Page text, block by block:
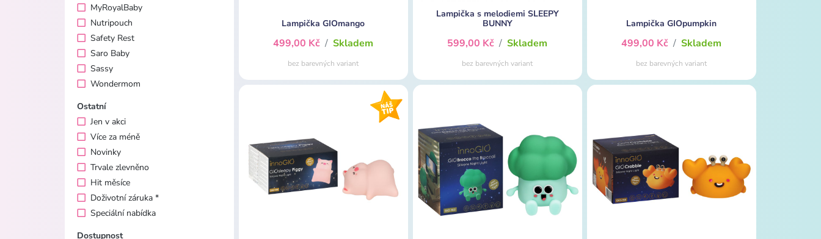
MyRoyalBaby
Nutripouch
Safety Rest
Saro Baby
Sassy
Wondermom
Ostatní
Jen v akci
Více za méně
Novinky
Trvale zlevněno
Hit měsíce
Doživotní záruka *
Speciální nabídka
Dostupnost
Lampička GIOmango
499,00 Kč / Skladem
bez barevných variant
Lampička s melodiemi SLEEPY
BUNNY
599,00 Kč / Skladem
bez barevných variant
Lampička GIOpumpkin
499,00 Kč / Skladem
bez barevných variant